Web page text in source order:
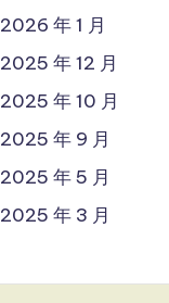
2026 年 1 月
2025 年 12 月
2025 年 10 月
2025 年 9 月
2025 年 5 月
2025 年 3 月